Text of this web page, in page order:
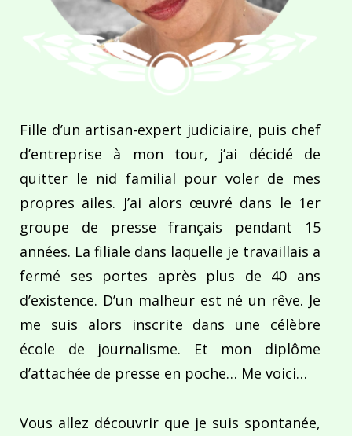
Fille d’un artisan-expert judiciaire, puis chef
d’entreprise à mon tour, j’ai décidé de
quitter le nid familial pour voler de mes
propres ailes. J’ai alors œuvré dans le 1er
groupe de presse français pendant 15
années. La filiale dans laquelle je travaillais a
fermé ses portes après plus de 40 ans
d’existence. D’un malheur est né un rêve. Je
me suis alors inscrite dans une célèbre
école de journalisme. Et mon diplôme
d’attachée de presse en poche… Me voici…
Vous allez découvrir que je suis spontanée,